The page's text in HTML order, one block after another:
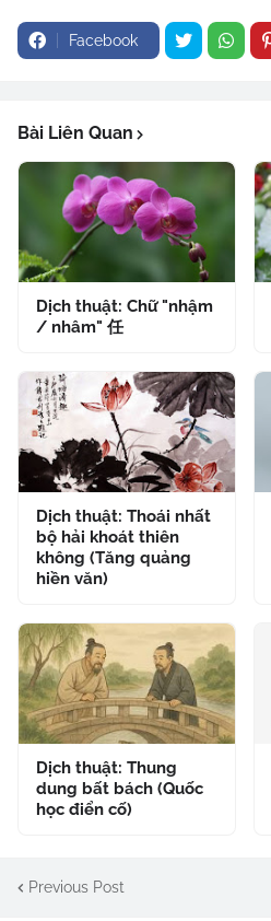
Facebook
Bài Liên Quan
Dịch thuật: Chữ "nhậm
/ nhâm" 任
Dịch thuật: Thoái nhất
bộ hải khoát thiên
không (Tăng quảng
hiền văn)
Dịch thuật: Thung
dung bất bách (Quốc
học điển cố)
Previous Post